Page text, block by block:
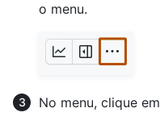
o menu.
No menu, clique em